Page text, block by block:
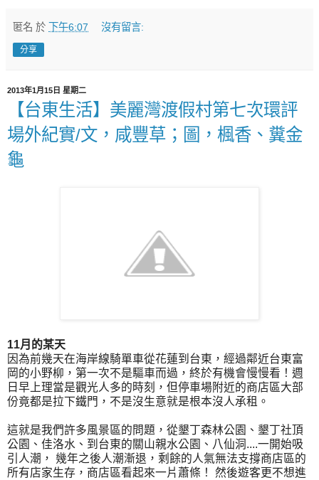
匿名 於 下午6:07 沒有留言:
分享
2013年1月15日 星期二
【台東生活】美麗灣渡假村第七次環評
場外紀實/文，咸豐草；圖，楓香、糞金
龜
11月的某天
因為前幾天在海岸線騎單車從花蓮到台東，經過鄰近台東富
岡的小野柳，第一次不是驅車而過，終於有機會慢慢看！週
日早上理當是觀光人多的時刻，但停車場附近的商店區大部
份竟都是拉下鐵門，不是沒生意就是根本沒人承租。
這就是我們許多風景區的問題，從墾丁森林公園、墾丁社頂
公園、佳洛水、到台東的關山親水公園、八仙洞....一開始吸
引人潮， 幾年之後人潮漸退，剩餘的人氣無法支撐商店區的
所有店家生存，商店區看起來一片蕭條！ 然後遊客更不想進